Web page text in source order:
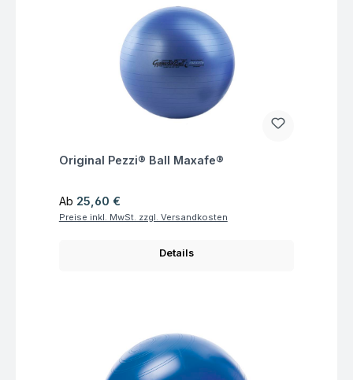
Fragen zum Artikel
Original Pezzi® Ball Maxafe®
Regulärer Preis:
Ab 25,60 €
Preise inkl. MwSt. zzgl. Versandkosten
Details